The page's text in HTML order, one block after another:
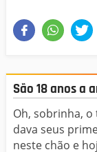
São 18 anos a
Oh, sobrinha,
dava seus
neste chão e